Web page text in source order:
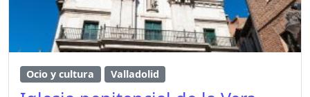
Ocio y cultura Valladolid